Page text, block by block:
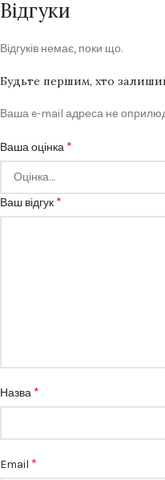
Відгуки
Відгуків немає, поки що.
Будьте першим, хто
Ваша e-mail адреса не
Ваша оцінка *
Ваш відгук *
Назва *
Email *